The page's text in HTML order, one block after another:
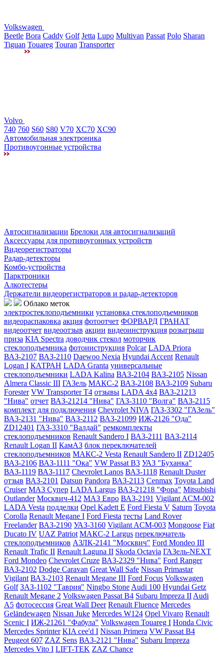
Volkswagen
Beetle Bora Caddy Golf Jetta Lupo Multivan Passat Polo Sharan
Tiguan Touareg Touran Transporter
Volvo
740 760 S60 S80 V70 XC70 XC90
Автомобильная электроника
Противоугонные устройства
Автосигнализации Брелоки для автосигнализаций
Аксессуары для противоугонных устройств
Видеорегистраторы
Радар-детекторы
Комбо-устройства
Парктроники
Алкотестеры
Держатели видеорегистраторов и радар-детекторов
Облако меток
электростеклоподъемники установка стеклоподъемников
видеораспаковка акция фотоотчет ФОРВАРД ГРАНАТ
видеоотчет видеоотзыв акции видеоинструкция розыгрыш
приза KIA Spectra доводчик стекол моторчик
стеклоподъемника фотоинструкция Polcar LADA Priora
ВАЗ-2107 ВАЗ-2110 Daewoo Nexia Hyundai Accent Renault
Logan I КАТРАН LADA Granta универсальные
стеклоподъемники LADA Kalina ВАЗ-2104 ВАЗ-2105 Nissan
Almera Classic III ГАЗель МАКС-2 ВАЗ-2108 ВАЗ-2109 Subaru
Forester VW Transporter T4 отзывы LADA 4x4 ВАЗ-21213
"Нива" отчет ВАЗ-21214 "Нива" ГАЗ-3110 "Волга" ВАЗ-2115
комплект для подключения Chevrolet NIVA ГАЗ-3302 "ГАЗель"
ВАЗ-2131 "Нива" ВАЗ-2112 ВАЗ-21099 ИЖ-2126 "Ода"
ZD12401 ГАЗ-3310 "Валдай" ремкомплекты
стеклоподъемников Renault Sandero I ВАЗ-2111 ВАЗ-2114
Renault Logan II КамАЗ блок переключателей
стеклоподъемников МАКС-2 Vesta Renault Sandero II ZD12405
ВАЗ-2106 ВАЗ-1111 "Ока" VW Passat B3 УАЗ "Буханка"
ВАЗ-1119 ВАЗ-1117 Chevrolet Lanos ВАЗ-1118 Renault Duster
отзыв ВАЗ-2101 Datsun Pandora ВАЗ-2113 Cenmax Toyota Land
Cruiser МАЗ Супер LADA Largus ВАЗ-21218 "Фора" Mitsubishi
Outlander Москвич-412 МАЗ Евро ВАЗ-2191 Vigilant ACM-002
LADA Vesta подделки Opel Kadett E Ford Fiesta V Saturn Toyota
Corolla Renault Megane I Ford Fiesta тесты Land Rover
Freelander ВАЗ-2190 УАЗ-3160 Vigilant ACM-003 Mongoose Fiat
Ducato IV UAZ Patriot МАКС-2 Largus переключатель
стеклоподъемников АЗЛК-2141 "Москвич" Ford Mondeo III
Renault Trafic II Renault Laguna II Skoda Octavia ГАЗель-NEXT
Ford Mondeo Chevrolet Cruze ВАЗ-2329 "Нива" Ford Ranger
ВАЗ-2102 Dodge Caravan Great Wall Safe Nissan Primastar
Vigilant ВАЗ-2103 Renault Megane III Ford Focus Volkswagen
Golf ЗАЗ-1102 "Таврия" Ningbo Stone Audi 100 Hyundai Getz
Renault Megane 2 Volkswagen Passat B4 Subaru Impreza II Audi
A5 фотосессия Great Wall Deer Renault Fluence Mercedes
Geländewagen Nissan Juke Mercedes W124 Opel Vivaro Renault
Scenic I ИЖ-21261 "Фабула" Volkswagen Touareg I Honda Civic
Mercedes Sprinter KIA cee'd I Nissan Primera VW Passat B4
Peugeot 607 ZAZ Sens ВАЗ-2121 "Нива" Subaru Impreza
Mercedes Vito I LIFT-TEK ZAZ Chance